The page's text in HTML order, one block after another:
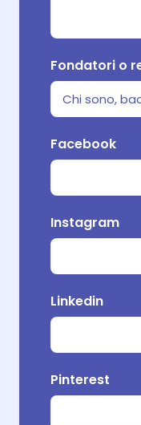
Fondatori o
Facebook
Instagram
Linkedin
Pinterest